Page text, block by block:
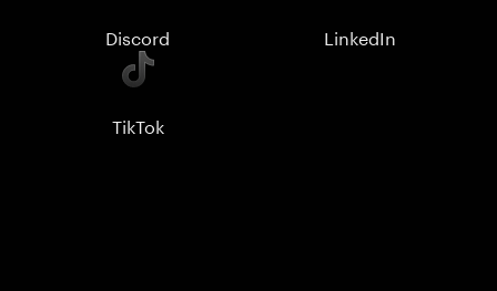
Discord LinkedIn
TikTok